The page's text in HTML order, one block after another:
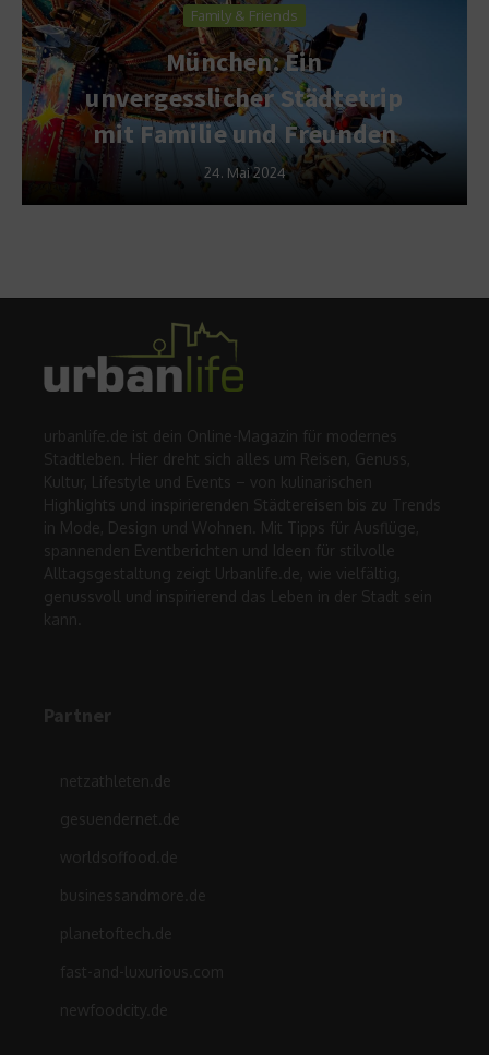
Family & Friends
München: Ein
unvergesslicher Städtetrip
mit Familie und Freunden
24. Mai 2024
urbanlife.de ist dein Online-Magazin für modernes
Stadtleben. Hier dreht sich alles um Reisen, Genuss,
Kultur, Lifestyle und Events – von kulinarischen
Highlights und inspirierenden Städtereisen bis zu Trends
in Mode, Design und Wohnen. Mit Tipps für Ausflüge,
spannenden Eventberichten und Ideen für stilvolle
Alltagsgestaltung zeigt Urbanlife.de, wie vielfältig,
genussvoll und inspirierend das Leben in der Stadt sein
kann.
Partner
netzathleten.de
gesuendernet.de
worldsoffood.de
businessandmore.de
planetoftech.de
fast-and-luxurious.com
newfoodcity.de